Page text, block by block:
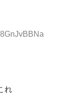
れ